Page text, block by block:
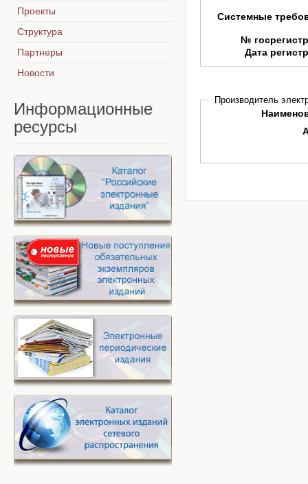
Системные
№
Дата
Производитель
Проекты
Структура
Партнеры
Новости
Информационные
ресурсы